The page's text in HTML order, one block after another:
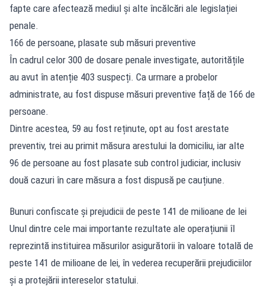
fapte care afectează mediul și alte încălcări ale legislației
penale.
166 de persoane, plasate sub măsuri preventive
În cadrul celor 300 de dosare penale investigate, autoritățile
au avut în atenție 403 suspecți. Ca urmare a probelor
administrate, au fost dispuse măsuri preventive față de 166 de
persoane.
Dintre acestea, 59 au fost reținute, opt au fost arestate
preventiv, trei au primit măsura arestului la domiciliu, iar alte
96 de persoane au fost plasate sub control judiciar, inclusiv
două cazuri în care măsura a fost dispusă pe cauțiune.
Bunuri confiscate și prejudicii de peste 141 de milioane de lei
Unul dintre cele mai importante rezultate ale operațiunii îl
reprezintă instituirea măsurilor asigurătorii în valoare totală de
peste 141 de milioane de lei, în vederea recuperării prejudiciilor
și a protejării intereselor statului.